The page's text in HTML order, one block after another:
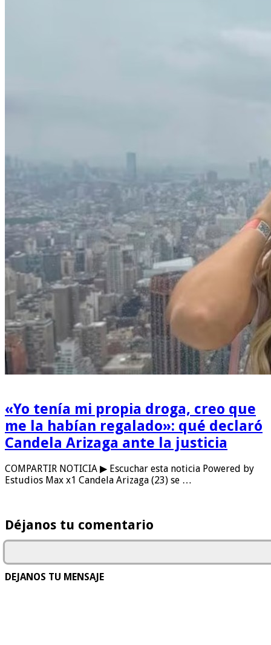
«Yo tenía mi propia droga, creo que
me la habían regalado»: qué declaró
Candela Arizaga ante la justicia
COMPARTIR NOTICIA ▶ Escuchar esta noticia Powered by
Estudios Max x1 Candela Arizaga (23) se …
Déjanos tu comentario
DEJANOS TU MENSAJE